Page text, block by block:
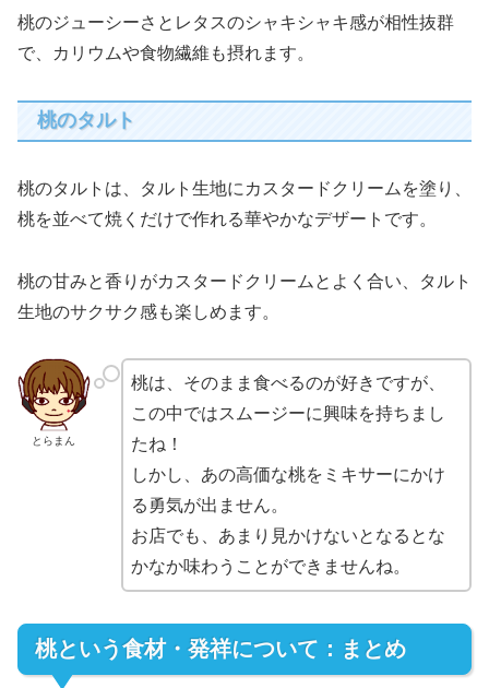
桃のジューシーさとレタスのシャキシャキ感が相性抜群
で、カリウムや食物繊維も摂れます。
桃のタルト
桃のタルトは、タルト生地にカスタードクリームを塗り、
桃を並べて焼くだけで作れる華やかなデザートです。
桃の甘みと香りがカスタードクリームとよく合い、タルト
生地のサクサク感も楽しめます。
とらまん
桃は、そのまま食べるのが好きですが、
この中ではスムージーに興味を持ちまし
たね！
しかし、あの高価な桃をミキサーにかけ
る勇気が出ません。
お店でも、あまり見かけないとなるとな
かなか味わうことができませんね。
桃という食材・発祥について：まとめ